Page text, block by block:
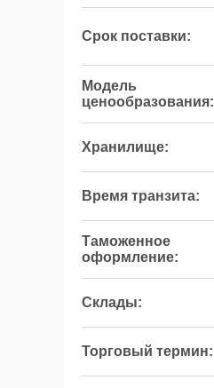
Срок поставки:
Модель
ценообразования:
Хранилище:
Время транзита:
Таможенное
оформление:
Склады:
Торговый термин: